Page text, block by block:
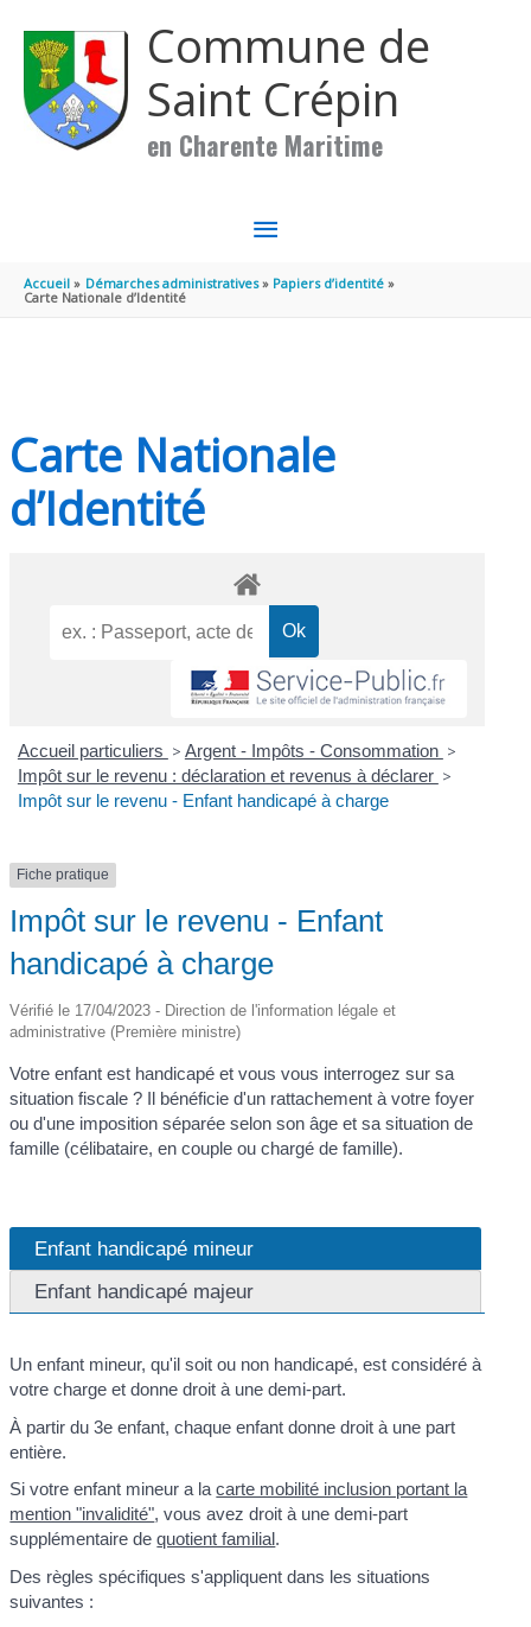
Commune de
Saint Crépin
en Charente Maritime
MENU
PRINCIPAL
Accueil Démarches administratives
Papiers d’identité
Carte Nationale d’Identité
Carte Nationale
d’Identité
Accueil particuliers > Argent - Impôts - Consommation >
Impôt sur le revenu : déclaration et revenus à déclarer >
Impôt sur le revenu - Enfant handicapé à charge
Fiche pratique
Impôt sur le revenu - Enfant
handicapé à charge
Vérifié le 17/04/2023 - Direction de l'information légale et
administrative (Première ministre)
Votre enfant est handicapé et vous vous interrogez sur sa
situation fiscale ? Il bénéficie d'un rattachement à votre foyer
ou d'une imposition séparée selon son âge et sa situation de
famille (célibataire, en couple ou chargé de famille).
Enfant handicapé mineur
Enfant handicapé majeur
Un enfant mineur, qu'il soit ou non handicapé, est considéré à
votre charge et donne droit à une demi-part.
À partir du 3e enfant, chaque enfant donne droit à une part
entière.
Si votre enfant mineur a lacarte mobilité inclusion portant la
mention "invalidité", vous avez droit à une demi-part
supplémentaire dequotient familial.
Des règles spécifiques s'appliquent dans les situations
suivantes :